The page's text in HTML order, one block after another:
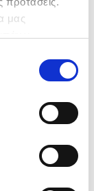
μας
με την
σχετικά με